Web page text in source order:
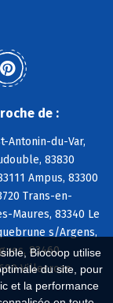
Biocoop utilise
du site, pour
et la performance
de :
Antonin-du-Var,
83830
Ampus, 83300
Trans-en-
Maures, 83340 Le
s/Argens,
83460
Villecroze